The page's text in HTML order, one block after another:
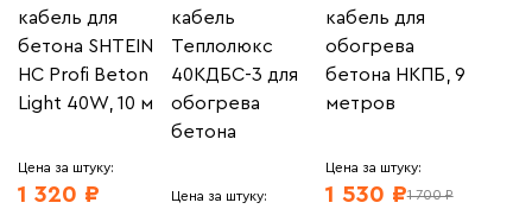
кабель для
бетона SHTEIN
HC Profi Beton
Light 40W, 10 м
Цена за штуку:
1 320 ₽
кабель
Теплолюкс
40КДБС-3 для
обогрева
бетона
Цена за штуку:
кабель для
обогрева
бетона НКПБ, 9
метров
Цена за штуку:
1 700 ₽
1 530 ₽